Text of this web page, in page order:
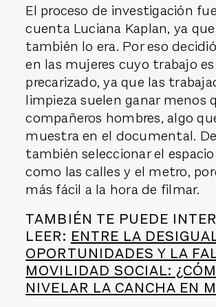
El proceso de investigación
cuenta Luciana Kaplan, ya
también lo era. Por eso
en las mujeres cuyo trabajo
precarizado, ya que las
limpieza suelen ganar menos
compañeros hombres, algo
muestra en el documental.
también seleccionar el
como las calles y el metro,
más fácil a la hora de filmar.
TAMBIÉN TE PUEDE
LEER: ENTRE LA
OPORTUNIDADES Y LA
MOVILIDAD SOCIAL:
NIVELAR LA CANCHA EN